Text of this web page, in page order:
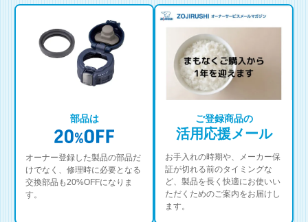
部品は
オーナー登録した製品の部品だ
けでなく、修理時に必要となる
交換部品も20%OFFになりま
す。
ご登録商品の
活用応援メール
お手入れの時期や、メーカー保
証が切れる前のタイミングな
ど、製品を長く快適にお使いい
ただくためのご案内をお届けし
ます。